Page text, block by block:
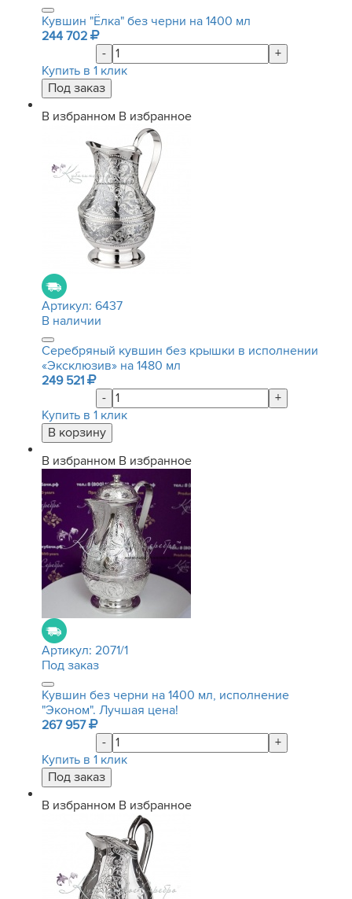
Кувшин "Ёлка" без черни на 1400 мл
244 702
-
+
Купить в 1 клик
В избранном В избранное
Артикул: 6437
В наличии
Серебряный кувшин без крышки в исполнении
«Эксклюзив» на 1480 мл
249 521
-
+
Купить в 1 клик
В избранном В избранное
Артикул: 2071/1
Под заказ
Кувшин без черни на 1400 мл, исполнение
"Эконом". Лучшая цена!
267 957
-
+
Купить в 1 клик
В избранном В избранное